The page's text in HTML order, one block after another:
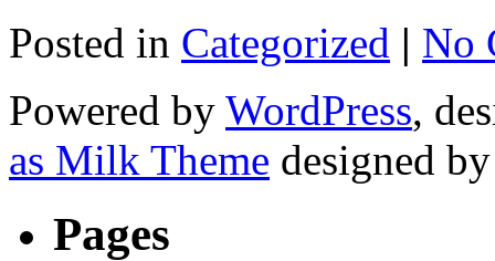
Posted in Categorized | No
Powered by WordPress,
as Milk Theme designed
Pages